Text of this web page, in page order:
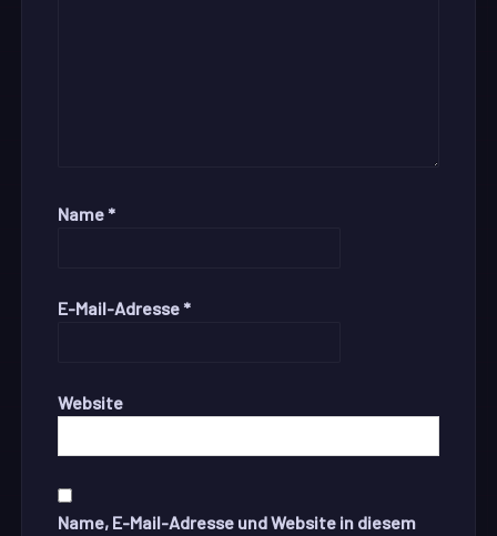
Name *
E-Mail-Adresse *
Website
Name, E-Mail-Adresse und Website in diesem